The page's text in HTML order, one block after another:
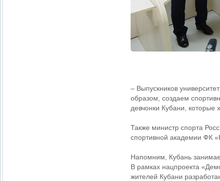
– Выпускников
образом, создаем
девчонки Кубани, которые
Также министр спорта
спортивной академии ФК
Напомним, Кубань
В рамках нацпроекта
жителей Кубани